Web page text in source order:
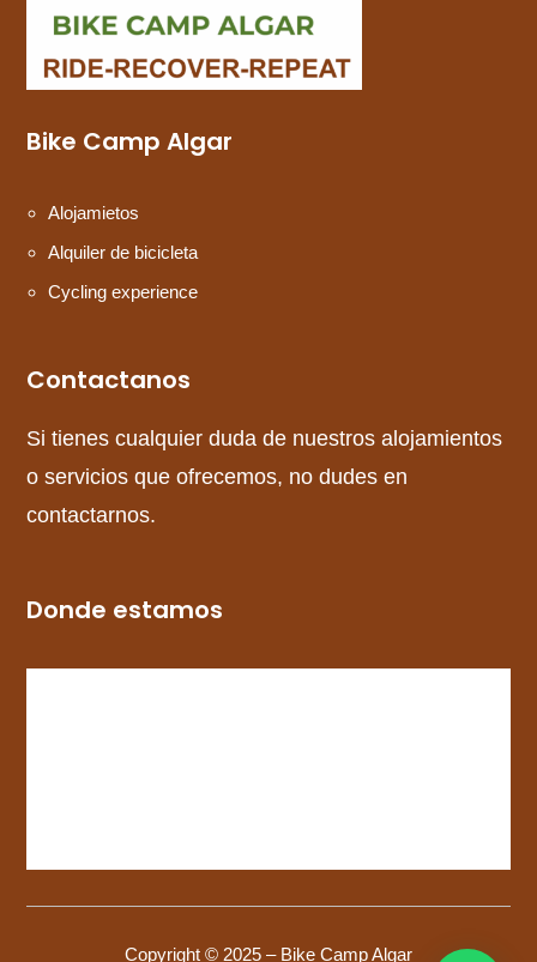
Bike Camp Algar
Alojamietos
Alquiler de bicicleta
Cycling experience
Contactanos
Si tienes cualquier duda de nuestros alojamientos
o servicios que ofrecemos, no dudes en
contactarnos.
Donde estamos
Copyright © 2025 – Bike Camp Algar